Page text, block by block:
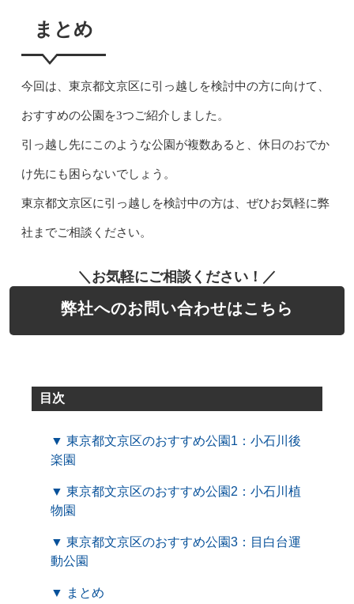
まとめ
今回は、東京都文京区に引っ越しを検討中の方に向けて、
おすすめの公園を3つご紹介しました。
引っ越し先にこのような公園が複数あると、休日のおでか
け先にも困らないでしょう。
東京都文京区に引っ越しを検討中の方は、ぜひお気軽に弊
社までご相談ください。
＼お気軽にご相談ください！／
弊社へのお問い合わせはこちら
目次
▼ 東京都文京区のおすすめ公園1：小石川後
楽園
▼ 東京都文京区のおすすめ公園2：小石川植
物園
▼ 東京都文京区のおすすめ公園3：目白台運
動公園
▼ まとめ